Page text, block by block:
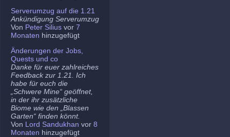
Serverumzug auf die 1.21
Ankündigung Serverumzug
Von Peter Silius vor 7
Monaten hinzugefügt
Änderungen der Jobs,
Quests und co
Danke für euer zahlreiches
Feedback zur 1.21. Ich
habe für euch die
„Schwere Mine“ geöffnet,
in der ihr zusätzliche
Biome wie den „Blassen
Garten“ finden könnt.
Von Lord Sandukhan vor 8
Monaten hinzugefügt